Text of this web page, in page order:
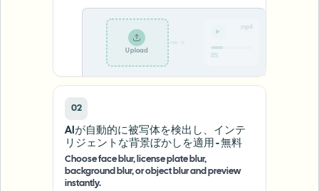
Upload
02
AIが自動的に被写体を検出し、インテ
リジェントな背景ぼかしを適用 - 無料
Choose face blur, license plate blur,
background blur, or object blur and preview
instantly.